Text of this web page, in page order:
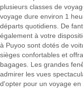
plusieurs classes de
voyage dure environ 1
départs quotidiens. De
également à votre
à Puyoo sont dotés de
sièges confortables et
bagages. Les grandes
admirer les vues
d'opter pour un voyage